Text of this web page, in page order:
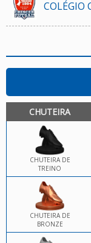
COLÉGIO
CHUTEIRA
CHUTEIRA DE
TREINO
CHUTEIRA DE
BRONZE